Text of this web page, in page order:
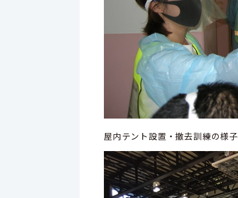
屋内テント設置・撤去訓練の様子